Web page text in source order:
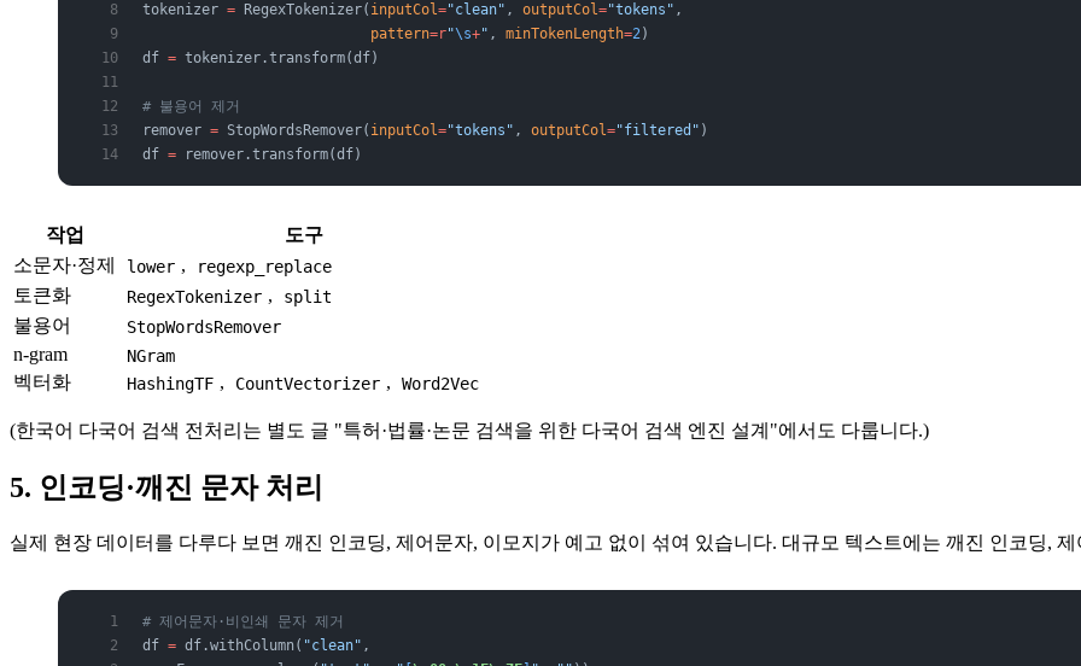
tokenizer = RegexTokenizer( inputCol="clean" , outputCol="tokens" ,
                           pattern
=r"\s+" , minTokenLength=2)
df = tokenizer.transform(df)
# 불용어 제거
remover = StopWordsRemover( inputCol="tokens" , outputCol="filtered" )
df = remover.transform(df)
작업
도구
소문자·정제
lower , regexp_replace
토큰화 RegexTokenizer , split
불용어 StopWordsRemover
n-gram NGram
벡터화 HashingTF , CountVectorizer , Word2Vec
(한국어 다국어 검색 전처리는 별도 글 "특허·법률·논문 검색을 위한 다국어 검색 엔진 설계"에서도 다룹니다.)
5. 인코딩·깨진 문자 처리
실제 현장 데이터를 다루다 보면 깨진 인코딩, 제어문자, 이모지가 예고 없이 섞여 있습니다. 대규모 텍스트에는 깨진 인코딩,
# 제어문자·비인쇄 문자 제거
df = df.withColumn( "clean" ,